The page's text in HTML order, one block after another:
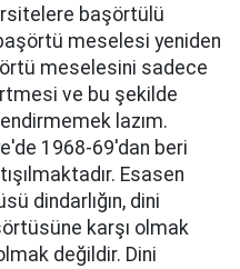
başörtülü
meselesi yeniden
meselesini sadece
ve bu şekilde
lazım.
1968-69'dan beri
Esasen
dindarlığın, dini
karşı olmak
değildir. Dini